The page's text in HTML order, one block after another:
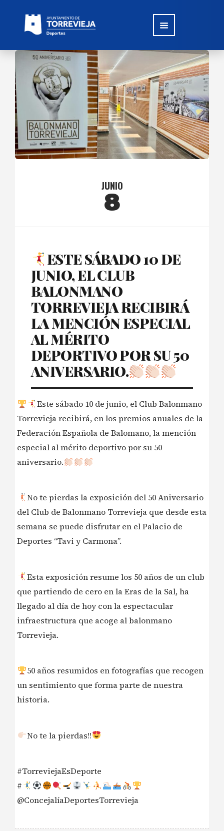
JUNIO
8
ESTE SÁBADO 10 DE
JUNIO, EL CLUB
BALONMANO
TORREVIEJA RECIBIRÁ
LA MENCIÓN ESPECIAL
AL MÉRITO
DEPORTIVO POR SU 50
ANIVERSARIO.
Este sábado 10 de junio, el Club Balonmano
Torrevieja recibirá, en los premios anuales de la
Federación Española de Balomano, la mención
especial al mérito deportivo por su 50
aniversario.
No te pierdas la exposición del 50 Aniversario
del Club de Balonmano Torrevieja que desde esta
semana se puede disfrutar en el Palacio de
Deportes “Tavi y Carmona”.
Esta exposición resume los 50 años de un club
que partiendo de cero en la Eras de la Sal, ha
llegado al día de hoy con la espectacular
infraestructura que acoge al balonmano
Torrevieja.
50 años resumidos en fotografías que recogen
un sentimiento que forma parte de nuestra
historia.
No te la pierdas!!
#TorreviejaEsDeporte
#
@ConcejalíaDeportesTorrevieja